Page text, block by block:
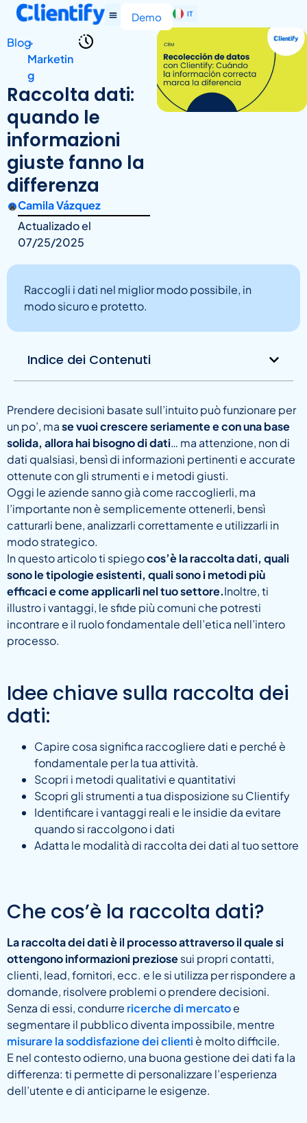
Demo IT
EN
Blog
>
Marketin
g
Raccolta dati:
quando le
informazioni
giuste fanno la
differenza
Camila Vázquez
Actualizado el
07/25/2025
Raccogli i dati nel miglior modo possibile, in
modo sicuro e protetto.
Indice dei Contenuti
Prendere decisioni basate sull’intuito può funzionare per
un po’, mase vuoi crescere seriamente e con una base
solida, allora hai bisogno di dati… ma attenzione, non di
dati qualsiasi, bensì di informazioni pertinenti e accurate
ottenute con gli strumenti e i metodi giusti.
Oggi le aziende sanno già come raccoglierli, ma
l’importante non è semplicemente ottenerli, bensì
catturarli bene, analizzarli correttamente e utilizzarli in
modo strategico.
In questo articolo ti spiegocos’è la raccolta dati, quali
sono le tipologie esistenti, quali sono i metodi più
efficaci e come applicarli nel tuo settore.Inoltre, ti
illustro i vantaggi, le sfide più comuni che potresti
incontrare e il ruolo fondamentale dell’etica nell’intero
processo.
Idee chiave sulla raccolta dei
dati:
Capire cosa significa raccogliere dati e perché è
fondamentale per la tua attività.
Scopri i metodi qualitativi e quantitativi
Scopri gli strumenti a tua disposizione su Clientify
Identificare i vantaggi reali e le insidie da evitare
quando si raccolgono i dati
Adatta le modalità di raccolta dei dati al tuo settore
Che cos’è la raccolta dati?
La raccolta dei dati è il processo attraverso il quale si
ottengono informazioni preziosesui propri contatti,
clienti, lead, fornitori, ecc. e le si utilizza per rispondere a
domande, risolvere problemi o prendere decisioni.
Senza di essi, condurre ricerche di mercatoe
segmentare il pubblico diventa impossibile, mentre
misurare la soddisfazione dei clienti è molto difficile.
E nel contesto odierno, una buona gestione dei dati fa la
differenza: ti permette di personalizzare l’esperienza
dell’utente e di anticiparne le esigenze.